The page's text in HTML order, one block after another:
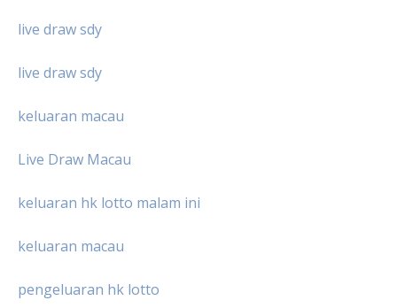
live draw sdy
live draw sdy
keluaran macau
Live Draw Macau
keluaran hk lotto malam ini
keluaran macau
pengeluaran hk lotto